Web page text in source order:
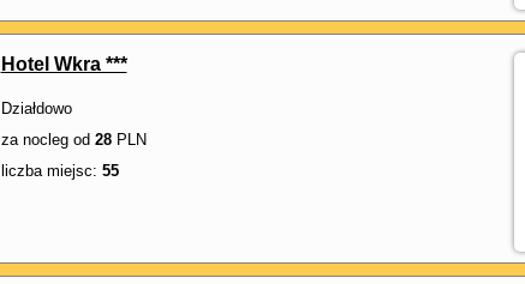
Hotel Wkra ***
Działdowo
za nocleg od 28PLN
liczba miejsc: 55